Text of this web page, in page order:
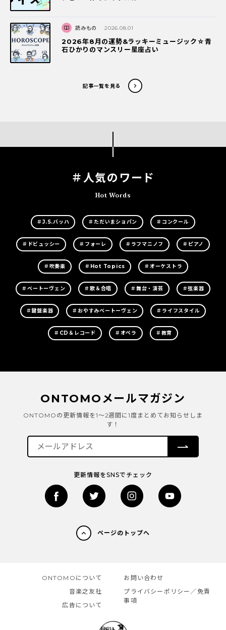
読みもの 2026.08.01
2026年8月の運勢&ラッキーミュージック☆青
石ひかりのマンスリー星座占い
記事一覧を見る
＃人気のワード
Hot Words
＃J.S.バッハ ＃ただいまショパン ＃コンクール
＃ドビュッシー ＃フォーレ ＃ラフマニノフ ＃ピアノ
＃吹奏楽 ＃Hot Topics ＃オーケストラ
＃ベートーヴェン ＃歌＆合唱 ＃舞台・演芸 ＃弦楽器
＃鍵盤楽器 ＃おやすみベートーヴェン ＃ライフスタイル
＃CD＆レコード ＃オペラ ＃教育
ONTOMOメールマガジン
ONTOMOの更新情報を1～2週間に1度まとめてお知らせしま
す！
更新情報をSNSでチェック
ページのトップへ
ONTOMOについて
音楽之友社
広告について
お問い合わせ
プライバシーポリシー／免責
事項